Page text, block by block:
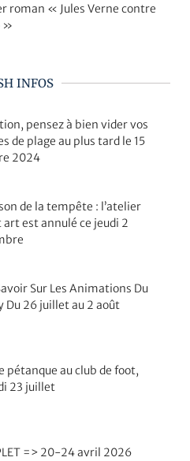
roman « Jules Verne contre
»
INFOS
pensez à bien vider vos
de plage au plus tard le 15
2024
de la tempête : l’atelier
art est annulé ce jeudi 2
Sur Les Animations Du
Du 26 juillet au 2 août
pétanque au club de foot,
23 juillet
=> 20-24 avril 2026